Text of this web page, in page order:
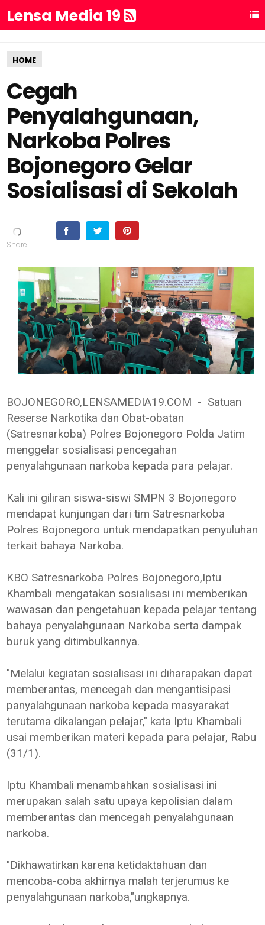
Lensa Media 19
HOME
Cegah
Penyalahgunaan,
Narkoba Polres
Bojonegoro Gelar
Sosialisasi di Sekolah
BOJONEGORO,LENSAMEDIA19.COM - Satuan
Reserse Narkotika dan Obat-obatan
(Satresnarkoba) Polres Bojonegoro Polda Jatim
menggelar sosialisasi pencegahan
penyalahgunaan narkoba kepada para pelajar.
Kali ini giliran siswa-siswi SMPN 3 Bojonegoro
mendapat kunjungan dari tim Satresnarkoba
Polres Bojonegoro untuk mendapatkan penyuluhan
terkait bahaya Narkoba.
KBO Satresnarkoba Polres Bojonegoro,Iptu
Khambali mengatakan sosialisasi ini memberikan
wawasan dan pengetahuan kepada pelajar tentang
bahaya penyalahgunaan Narkoba serta dampak
buruk yang ditimbulkannya.
"Melalui kegiatan sosialisasi ini diharapakan dapat
memberantas, mencegah dan mengantisipasi
panyalahgunaan narkoba kepada masyarakat
terutama dikalangan pelajar," kata Iptu Khambali
usai memberikan materi kepada para pelajar, Rabu
(31/1).
Iptu Khambali menambahkan sosialisasi ini
merupakan salah satu upaya kepolisian dalam
memberantas dan mencegah penyalahgunaan
narkoba.
"Dikhawatirkan karena ketidaktahuan dan
mencoba-coba akhirnya malah terjerumus ke
penyalahgunaan narkoba,"ungkapnya.